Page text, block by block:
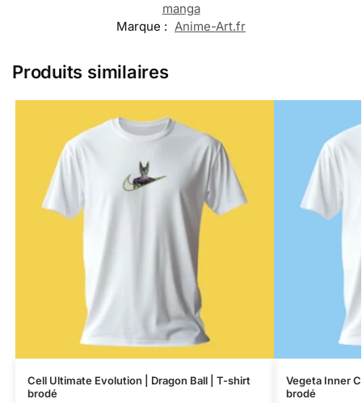
manga
Marque : Anime-Art.fr
Produits similaires
Cell Ultimate Evolution | Dragon Ball | T-shirt
brodé
Vegeta Inner
brodé